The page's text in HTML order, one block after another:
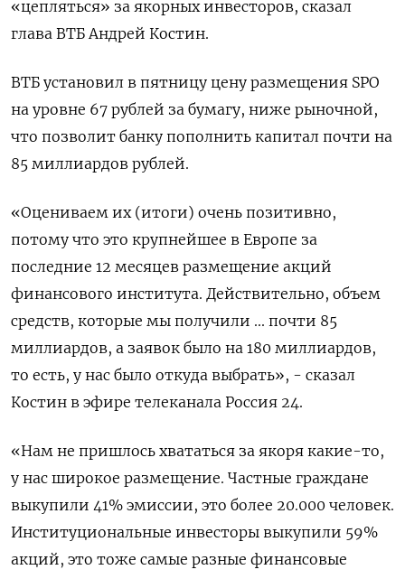
«цепляться» за якорных инвесторов, сказал
глава ВТБ Андрей Костин.
ВТБ установил в пятницу цену размещения SPO
на уровне 67 рублей за бумагу, ниже рыночной,
что позволит банку пополнить капитал почти на
85 миллиардов рублей.
«Оцениваем их (итоги) очень позитивно,
потому что это крупнейшее в Европе за
последние 12 месяцев размещение акций
финансового института. Действительно, объем
средств, которые мы получили ... почти 85
миллиардов, а заявок было на 180 миллиардов,
то есть, у нас было откуда выбрать», - сказал
Костин в эфире телеканала Россия 24.
«Нам не пришлось хвататься за якоря какие-то,
у нас широкое размещение. Частные граждане
выкупили 41% эмиссии, это более 20.000 человек.
Институциональные инвесторы выкупили 59%
акций, это тоже самые разные финансовые